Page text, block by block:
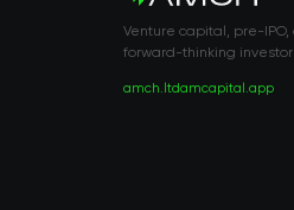
Venture capital, pre-
forward-thinking
amch.ltdamcapital.app